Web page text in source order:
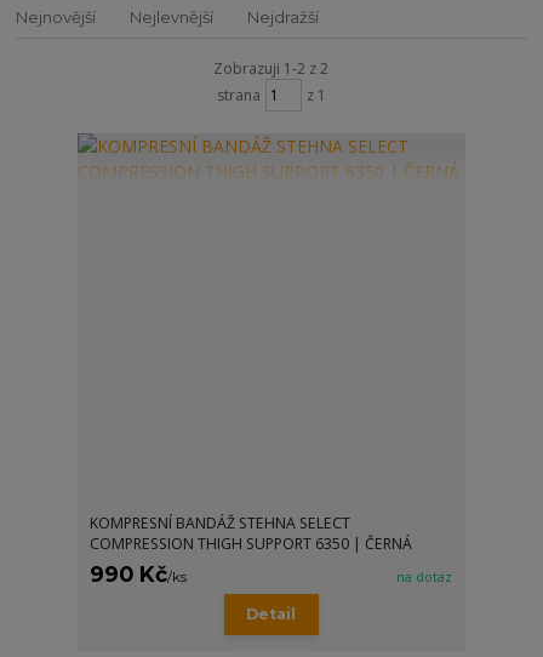
Nejnovější Nejlevnější Nejdražší
Zobrazuji 1-2 z 2
strana
z 1
KOMPRESNÍ BANDÁŽ STEHNA SELECT
COMPRESSION THIGH SUPPORT 6350 | ČERNÁ
990 Kč/ks na dotaz
Detail